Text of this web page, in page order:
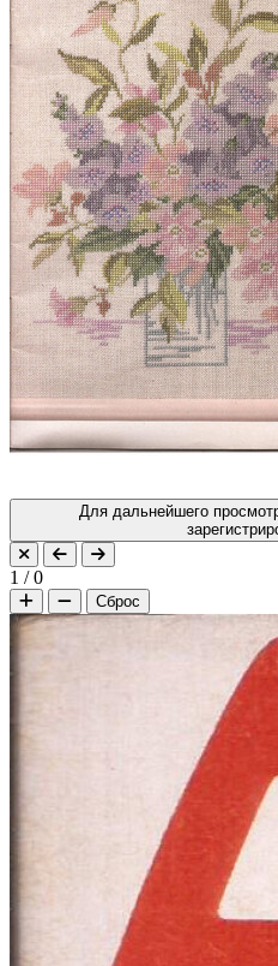
Для дальнейшего просмотра необходимо войти или
1 /0
Сброс